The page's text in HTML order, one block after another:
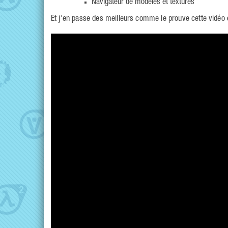
Navigateur de modèles et textures
Et j'en passe des meilleurs comme le prouve cette vidéo